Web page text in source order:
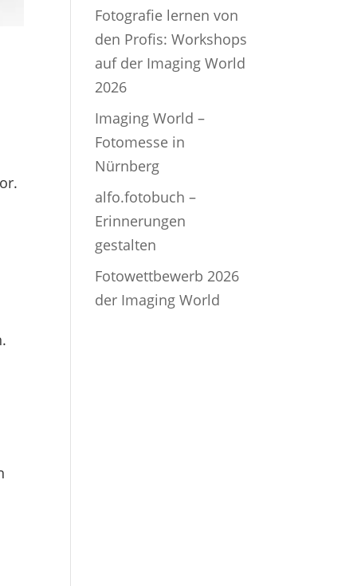
Fotografie lernen von
den Profis: Workshops
auf der Imaging World
2026
Imaging World –
Fotomesse in
Nürnberg
alfo.fotobuch –
Erinnerungen
gestalten
Fotowettbewerb 2026
der Imaging World